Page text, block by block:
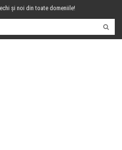
și noi din toate domeniile!